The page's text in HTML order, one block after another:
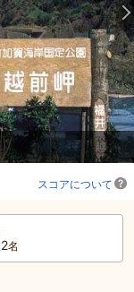
スコアについて
2名